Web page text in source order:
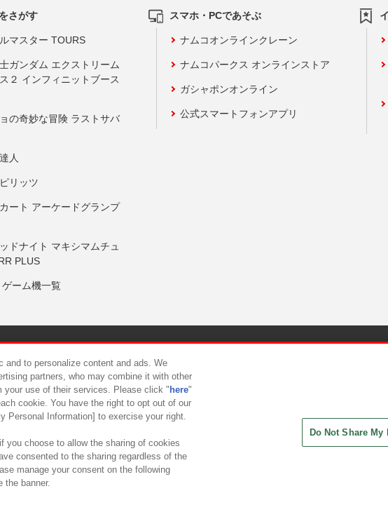
さがす
マスター TOURS
ガンダム エクストリーム
２ インフィニットブース
の奇妙な冒険 ラストサバ
人
リッツ
ート アーケードグランプ
ドナイト マキシマムチュ
PLUS
ゲーム機一覧
スマホ・PCであそぶ
ナムコオンラインクレーン
ナムコパークス オンラインストア
ガシャポンオンライン
公式スマートフォンアプリ
ついて カスタマーハラスメント対応方針
to personalize content and ads. We
partners, who may combine it with other
your use of their services. Please click " here"
cookie. You have the right to opt out of our
Personal Information] to exercise your right.
you choose to allow the sharing of cookies
consented to the sharing regardless of the
manage your consent on the following
the banner.
Do Not Share